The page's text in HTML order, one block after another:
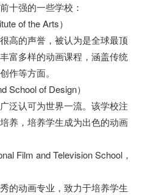
十强的一些学校：
of the Arts）
高的声誉，被认为是全球最顶
富多样的动画课程，涵盖传统
作等方面。
School of Design）
泛认可为世界一流。该学校注
养，培养学生成为出色的动画
Film and Television School，
的动画专业，致力于培养学生